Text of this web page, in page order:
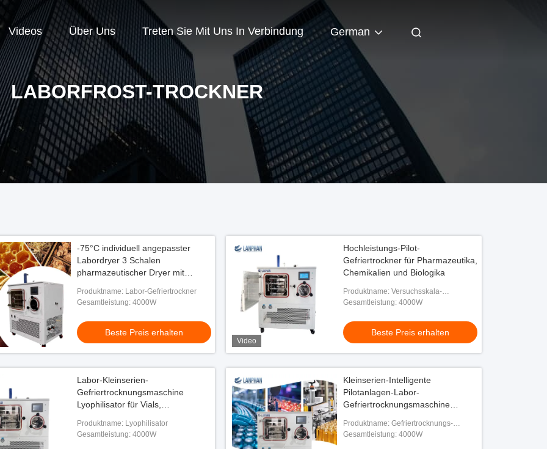
Videos Über Uns Treten Sie Mit Uns In Verbindung German
LABORFROST-TROCKNER
-75°C individuell angepasster
Labordryer 3 Schalen
pharmazeutischer Dryer mit
Produktname: Labor-Gefriertrockner
Gesamtleistung: 4000W
Beste Preis erhalten
Video
Hochleistungs-Pilot-
Gefriertrockner für Pharmazeutika,
Chemikalien und Biologika
Produktname: Versuchsskala-
Frosttrockner
Gesamtleistung: 4000W
Beste Preis erhalten
Labor-Kleinserien-
Gefriertrocknungsmaschine
Lyophilisator für Vials,
Gemüse
Produktname: Lyophilisator
Gesamtleistung: 4000W
Kleinserien-Intelligente
Pilotanlagen-Labor-
Gefriertrocknungsmaschine
Produktname: Gefriertrocknungs-
Ausrüstung
Gesamtleistung: 4000W